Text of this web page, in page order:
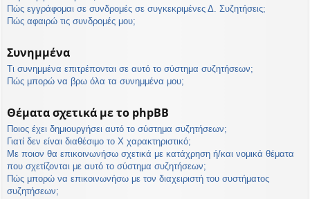
Πώς εγγράφομαι σε συνδρομές σε συγκεκριμένες Δ. Συζητήσεις;
Πώς αφαιρώ τις συνδρομές μου;
Συνημμένα
Τι συνημμένα επιτρέπονται σε αυτό το σύστημα συζητήσεων;
Πώς μπορώ να βρω όλα τα συνημμένα μου;
Θέματα σχετικά με το phpBB
Ποιος έχει δημιουργήσει αυτό το σύστημα συζητήσεων;
Γιατί δεν είναι διαθέσιμο το Χ χαρακτηριστικό;
Με ποιον θα επικοινωνήσω σχετικά με κατάχρηση ή/και νομικά θέματα
που σχετίζονται με αυτό το σύστημα συζητήσεων;
Πώς μπορώ να επικοινωνήσω με τον διαχειριστή του συστήματος
συζητήσεων;